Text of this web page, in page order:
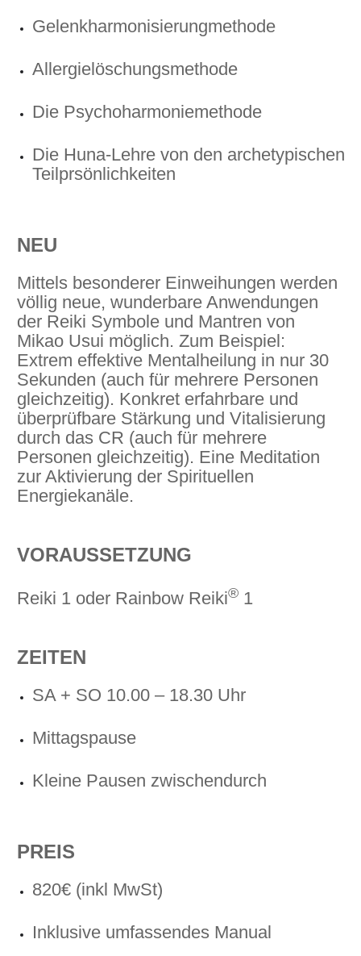
Gelenkharmonisierungmethode
Allergielöschungsmethode
Die Psychoharmoniemethode
Die Huna-Lehre von den archetypischen
Teilprsönlichkeiten
NEU
Mittels besonderer Einweihungen werden
völlig neue, wunderbare Anwendungen
der Reiki Symbole und Mantren von
Mikao Usui möglich. Zum Beispiel:
Extrem effektive Mentalheilung in nur 30
Sekunden (auch für mehrere Personen
gleichzeitig). Konkret erfahrbare und
überprüfbare Stärkung und Vitalisierung
durch das CR (auch für mehrere
Personen gleichzeitig). Eine Meditation
zur Aktivierung der Spirituellen
Energiekanäle.
VORAUSSETZUNG
Reiki 1 oder Rainbow Reiki® 1
ZEITEN
SA + SO 10.00 – 18.30 Uhr
Mittagspause
Kleine Pausen zwischendurch
PREIS
820€ (inkl MwSt)
Inklusive umfassendes Manual